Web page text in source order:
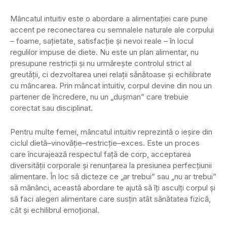
Mâncatul intuitiv este o abordare a alimentației care pune
accent pe reconectarea cu semnalele naturale ale corpului
– foame, sațietate, satisfacție și nevoi reale – în locul
regulilor impuse de diete. Nu este un plan alimentar, nu
presupune restricții și nu urmărește controlul strict al
greutății, ci dezvoltarea unei relații sănătoase și echilibrate
cu mâncarea. Prin mâncat intuitiv, corpul devine din nou un
partener de încredere, nu un „dușman” care trebuie
corectat sau disciplinat.
Pentru multe femei, mâncatul intuitiv reprezintă o ieșire din
ciclul dietă–vinovăție–restricție–exces. Este un proces
care încurajează respectul față de corp, acceptarea
diversității corporale și renunțarea la presiunea perfecțiunii
alimentare. În loc să dicteze ce „ar trebui” sau „nu ar trebui”
să mănânci, această abordare te ajută să îți asculți corpul și
să faci alegeri alimentare care susțin atât sănătatea fizică,
cât și echilibrul emoțional.